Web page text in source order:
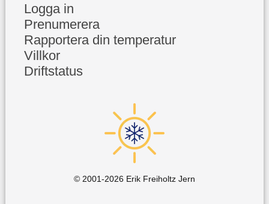
Logga in
Prenumerera
Rapportera din temperatur
Villkor
Driftstatus
© 2001-2026 Erik Freiholtz Jern